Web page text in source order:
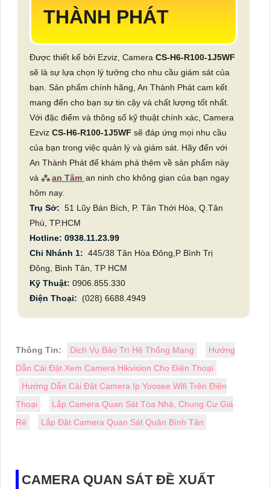
THÀNH PHÁT
Được thiết kế bởi Ezviz, Camera CS-H6-R100-1J5WF
sẽ là sự lựa chọn lý tưởng cho nhu cầu giám sát của
bạn. Sản phẩm chính hãng, An Thành Phát cam kết
mang đến cho bạn sự tin cậy và chất lượng tốt nhất.
Với đặc điểm và thông số kỹ thuật chính xác, Camera
Ezviz CS-H6-R100-1J5WF sẽ đáp ứng mọi nhu cầu
của bạn trong việc quản lý và giám sát. Hãy đến với
An Thành Phát để khám phá thêm về sản phẩm này
và ⁂an Tâm an ninh cho không gian của bạn ngay
hôm nay.
Trụ Sở: 51 Lũy Bán Bích, P. Tân Thới Hòa, Q.Tân
Phú, TP.HCM
Hotline: 0938.11.23.99
Chi Nhánh 1: 445/38 Tân Hòa Đông,P Bình Trị
Đông, Bình Tân, TP HCM
Kỹ Thuật: 0906.855.330
Điện Thoại:
(028) 6688.4949
Thông Tin: Dịch Vụ Bảo Trì Hệ Thống Mạng
Hướng
Dẫn Cài Đặt Xem Camera Hikvision Cho Điện Thoại
Hướng Dẫn Cài Đặt Camera Ip Yoosee Wifi Trên Điện
Thoại
Lắp Camera Quan Sát Tòa Nhà, Chung Cư Giá
Rẻ
Lắp Đăt Camera Quan Sát Quận Bình Tân
CAMERA QUAN SÁT ĐỀ XUẤT